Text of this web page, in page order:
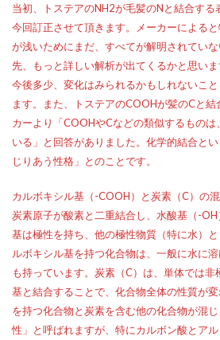
当初、トステアのNH2が毛髪のNと結合する
今回訂正させて頂きます。メーカーによる
が浅いためにまだ、すべてが解明されてい
先、もっと詳しい解析が出てくるかと思いま
今後多少、変化はみられるかもしれないこ
ます。また、トステアのCOOHが髪のCと
カーより「COOHやCなどの類似するもの
いる」と回答がありました。化学的結合と
じりあう性格」とのことです。
カルボキシル基（-COOH）と炭素（C）の混
炭素原子が酸素と二重結合し、水酸基（-
基は極性を持ち、他の極性物質（特に水）
ルボキシル基を持つ化合物は、一般に水に
も持っています。炭素（C）は、単体では
基と結合することで、化合物全体の性質が
を持つ化合物と炭素を含む他の化合物が混
性」と呼ばれますが、特にカルボン酸とア